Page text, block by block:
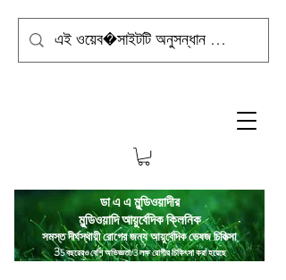
ডা এ এ মুন্ডিওয়াদীর
মুন্ডিওয়াদিআয়ুর্বেদিক ক্লিনিক
সমস্ত দীর্ঘস্থায়ী রোগের জন্য আয়ুর্বেদিক ভেষজ চিকিত্সা
35 বছরেরও বেশি অভিজ্ঞতা/3 লক্ষ রোগীর চিকিৎসা করা হয়েছে